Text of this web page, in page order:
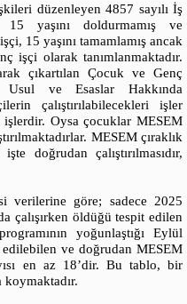
düzenleyen 4857 sayılı İş
yaşını doldurmamış ve
15 yaşını tamamlamış ancak
işçi olarak tanımlanmaktadır.
çıkartılan Çocuk ve Genç
Usul ve Esaslar Hakkında
çalıştırılabilecekleri işler
Oysa çocuklar MESEM
MESEM çıraklık
doğrudan çalıştırılmasıdır,
verilerine göre; sadece 2025
çalışırken öldüğü tespit edilen
yoğunlaştığı Eylül
ve doğrudan MESEM
en az 18’dir. Bu tablo, bir